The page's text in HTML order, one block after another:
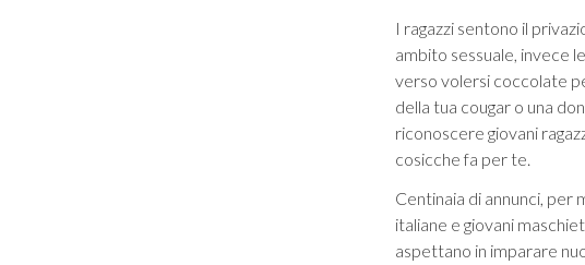
I ragazzi sentono il
ambito sessuale, invece
verso volersi coccolate
della tua cougar o una
riconoscere giovani
cosicche fa per te.
Centinaia di annunci, per
italiane e giovani
aspettano in imparare